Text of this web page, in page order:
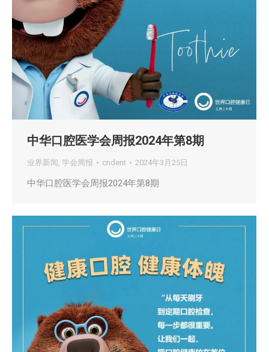
中华口腔医学会周报2024年第8期
业界新闻 , 学会周报 cndent 2024年3月25日
中华口腔医学会周报2024年第8期